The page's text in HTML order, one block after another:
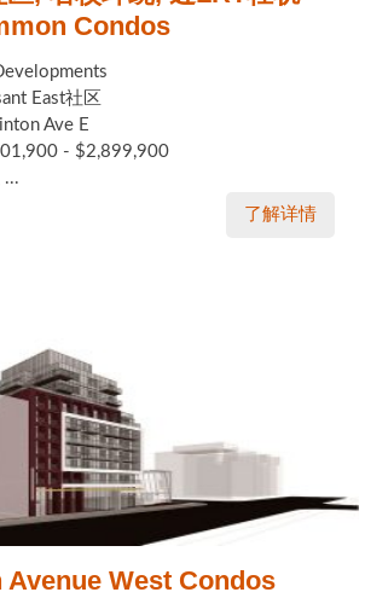
Condos
East社区
Ave E
- $2,899,900
...
了解详情
West Condos